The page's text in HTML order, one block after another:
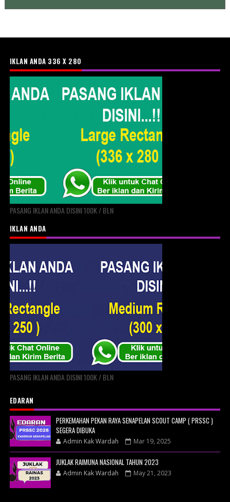
IKLAN ANDA 336 X 280
PASANG IKLAN ANDA DISINI 100K / BLN
IKLAN ANDA
PASANG IKLAN ANDA DISINI 100K / BLN
EDARAN
PERKEMAHAN PEKAN RAYA SENAPELAN SCOUT CAMP ( PRSSC )
SEGERA DIBUKA
Admin Kak Wardah Mar 19, 2025
JUKLAK RAIMUNA NASIONAL TAHUN 2023
Admin Kak Wardah May 21, 2023